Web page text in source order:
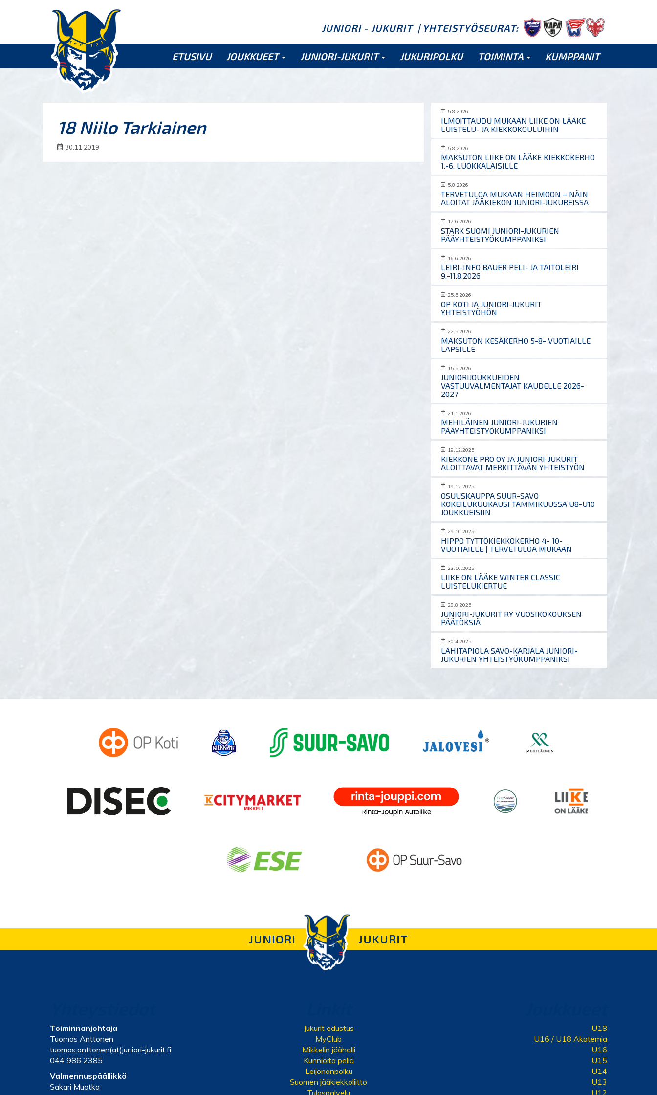
JUNIORI - JUKURIT | YHTEISTYÖSEURAT:
ETUSIVU JOUKKUEET JUNIORI-JUKURIT JUKURIPOLKU TOIMINTA KUMPPANIT
18 Niilo Tarkiainen
30.11.2019
5.8.2026
ILMOITTAUDU MUKAAN LIIKE ON LÄÄKE
LUISTELU- JA KIEKKOKOULUIHIN
5.8.2026
MAKSUTON LIIKE ON LÄÄKE KIEKKOKERHO
1.-6. LUOKKALAISILLE
5.8.2026
TERVETULOA MUKAAN HEIMOON – NÄIN
ALOITAT JÄÄKIEKON JUNIORI-JUKUREISSA
17.6.2026
STARK SUOMI JUNIORI-JUKURIEN
PÄÄYHTEISTYÖKUMPPANIKSI
16.6.2026
LEIRI-INFO BAUER PELI- JA TAITOLEIRI
9.-11.8.2026
25.5.2026
OP KOTI JA JUNIORI-JUKURIT
YHTEISTYÖHÖN
22.5.2026
MAKSUTON KESÄKERHO 5-8- VUOTIAILLE
LAPSILLE
15.5.2026
JUNIORIJOUKKUEIDEN
VASTUUVALMENTAJAT KAUDELLE 2026-
2027
21.1.2026
MEHILÄINEN JUNIORI-JUKURIEN
PÄÄYHTEISTYÖKUMPPANIKSI
19.12.2025
KIEKKONE PRO OY JA JUNIORI-JUKURIT
ALOITTAVAT MERKITTÄVÄN YHTEISTYÖN
19.12.2025
OSUUSKAUPPA SUUR-SAVO
KOKEILUKUUKAUSI TAMMIKUUSSA U8-U10
JOUKKUEISIIN
29.10.2025
HIPPO TYTTÖKIEKKOKERHO 4- 10-
VUOTIAILLE | TERVETULOA MUKAAN
23.10.2025
LIIKE ON LÄÄKE WINTER CLASSIC
LUISTELUKIERTUE
28.8.2025
JUNIORI-JUKURIT RY VUOSIKOKOUKSEN
PÄÄTÖKSIÄ
30.4.2025
LÄHITAPIOLA SAVO-KARJALA JUNIORI-
JUKURIEN YHTEISTYÖKUMPPANIKSI
JUNIORI JUKURIT
Toiminnanjohtaja
Tuomas Anttonen
tuomas.anttonen(at)juniori-jukurit.fi
044 986 2385
Valmennuspäällikkö
Sakari Muotka
Jukurit edustus
MyClub
Mikkelin jäähalli
Kunnioita peliä
Leijonanpolku
Suomen jääkiekkoliitto
Tulospalvelu
U18
U16 / U18 Akatemia
U16
U15
U14
U13
U12